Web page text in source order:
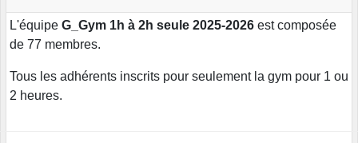
L'équipe G_Gym 1h à 2h seule 2025-2026 est composée
de 77 membres.
Tous les adhérents inscrits pour seulement la gym pour 1 ou
2 heures.